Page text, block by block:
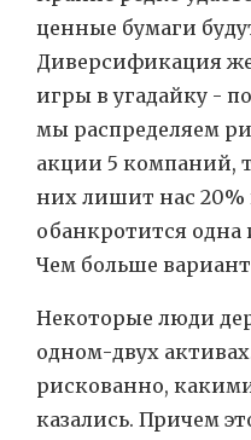
ценные бумаги
Диверсификация
игры в угадайку -
мы распределяем
акции 5 компаний,
них лишит нас 20%
обанкротится одна
Чем больше
Некоторые люди
одном-двух
рискованно,
казались. Причем